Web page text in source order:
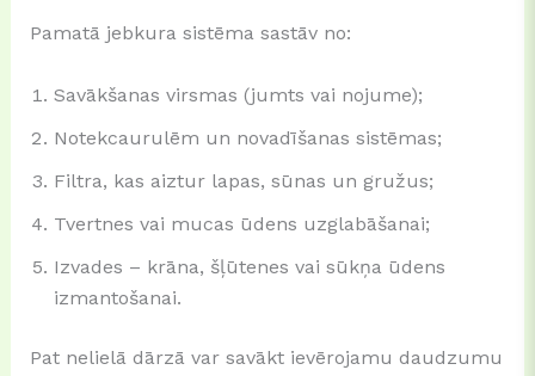
Pamatā jebkura sistēma sastāv no:
Savākšanas virsmas (jumts vai nojume);
Notekcaurulēm un novadīšanas sistēmas;
Filtra, kas aiztur lapas, sūnas un gružus;
Tvertnes vai mucas ūdens uzglabāšanai;
Izvades – krāna, šļūtenes vai sūkņa ūdens
izmantošanai.
Pat nelielā dārzā var savākt ievērojamu daudzumu